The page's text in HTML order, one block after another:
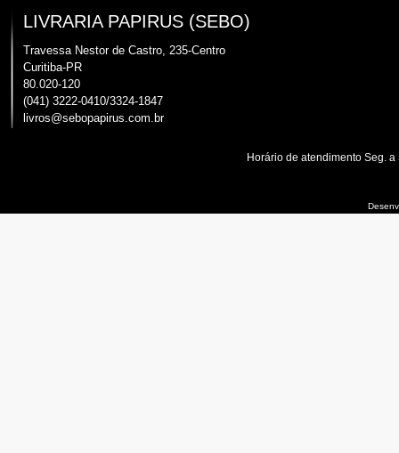
LIVRARIA PAPIRUS (SEBO)
Travessa Nestor de Castro, 235-Centro
Curitiba-PR
80.020-120
(041) 3222-0410/3324-1847
livros@sebopapirus.com.br
Horário de atendimento Seg.